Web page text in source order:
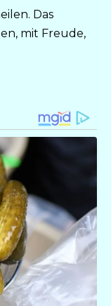
Das
mit Freude,